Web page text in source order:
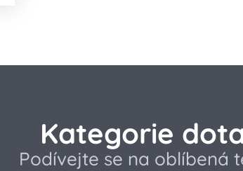
Kategorie
Podívejte se na oblíbená